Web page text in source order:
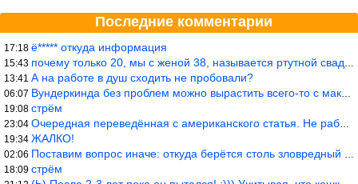
Последние комментарии
17:18 ё***** откуда информация
15:43 почему только 20, мы с женой 38, называется ртутной свадьбой, гр
13:41 А на работе в душ сходить не пробовали?
06:07 Вундеркинда без проблем можно вырастить всего-то с максимально р
19:08 стрём
23:04 Очередная переведённая с американского статья. Не работает эта ф
19:34 ЖАЛКО!
02:06 Поставим вопрос иначе: откуда берётся столь зловредный феминизм?
18:09 стрём